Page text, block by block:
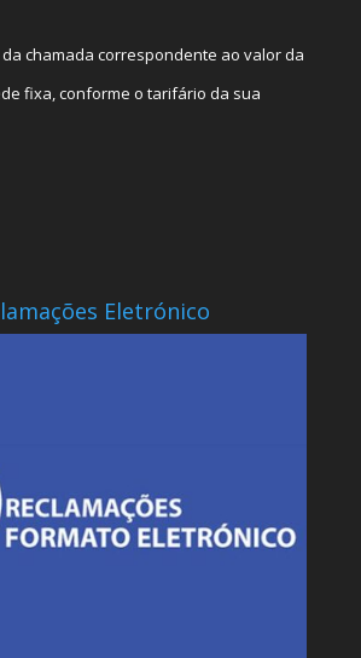
chamada correspondente ao valor da
fixa, conforme o tarifário da sua
Eletrónico